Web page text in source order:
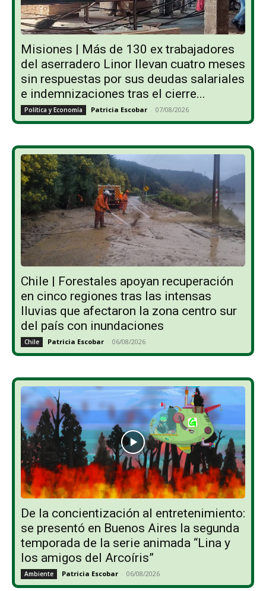
Misiones | Más de 130 ex trabajadores
del aserradero Linor llevan cuatro meses
sin respuestas por sus deudas salariales
e indemnizaciones tras el cierre...
Política y Economía Patricia Escobar - 07/08/2026
Chile | Forestales apoyan recuperación
en cinco regiones tras las intensas
lluvias que afectaron la zona centro sur
del país con inundaciones
Chile Patricia Escobar - 06/08/2026
De la concientización al entretenimiento:
se presentó en Buenos Aires la segunda
temporada de la serie animada “Lina y
los amigos del Arcoíris”
Ambiente Patricia Escobar - 06/08/2026